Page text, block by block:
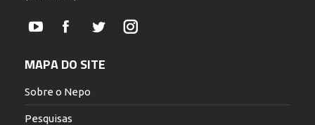
YouTubeFacebookTwitterInstagram
MAPA DO SITE
Sobre o Nepo
Pesquisas